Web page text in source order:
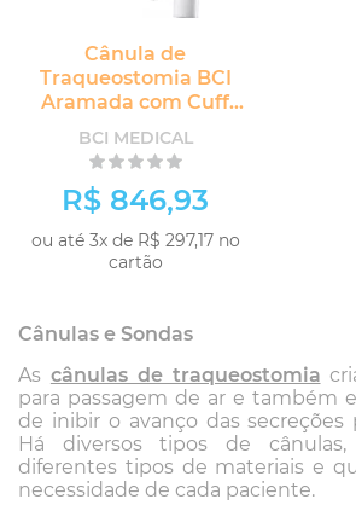
Cânula de
Traqueostomia BCI
Aramada com Cuff
sem Fenestra
BCI MEDICAL
R$ 846,93
ou até 3x de R$ 297,17 no
cartão
Cânulas e Sondas
As cânulas de traqueostomia
para passagem de ar e também
de inibir o avanço das secreções
Há diversos tipos de cânulas,
diferentes tipos de materiais e
necessidade de cada paciente.